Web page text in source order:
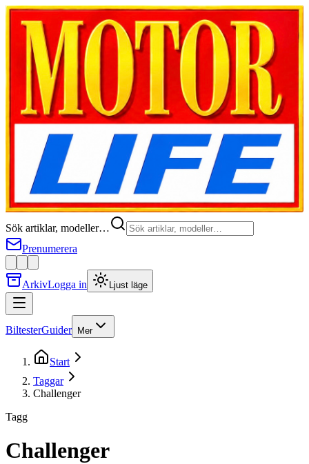
Sök artiklar, modeller…
Prenumerera
ArkivLogga in Ljust läge
BiltesterGuider Mer
Start
Taggar
Challenger
Tagg
Challenger